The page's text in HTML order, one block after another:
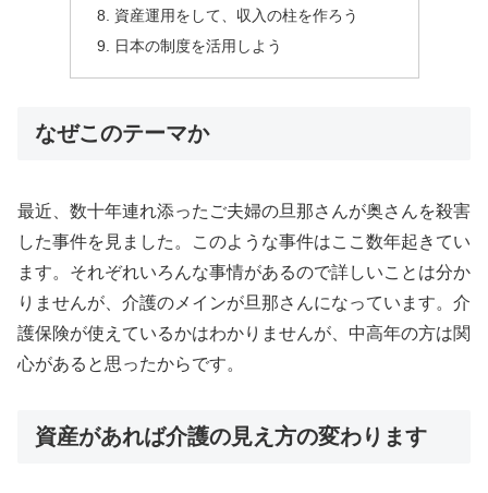
資産運用をして、収入の柱を作ろう
日本の制度を活用しよう
なぜこのテーマか
最近、数十年連れ添ったご夫婦の旦那さんが奥さんを殺害
した事件を見ました。このような事件はここ数年起きてい
ます。それぞれいろんな事情があるので詳しいことは分か
りませんが、介護のメインが旦那さんになっています。介
護保険が使えているかはわかりませんが、中高年の方は関
心があると思ったからです。
資産があれば介護の見え方の変わります